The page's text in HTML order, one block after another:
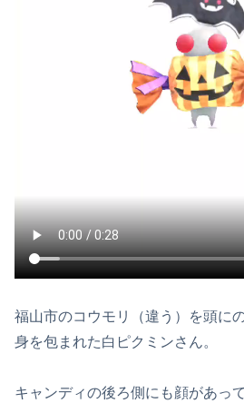
福山市のコウモリ（違う）を頭に
身を包まれた白ピクミンさん。
キャンディの後ろ側にも顔があっ